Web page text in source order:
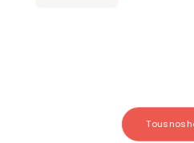
Tous nos